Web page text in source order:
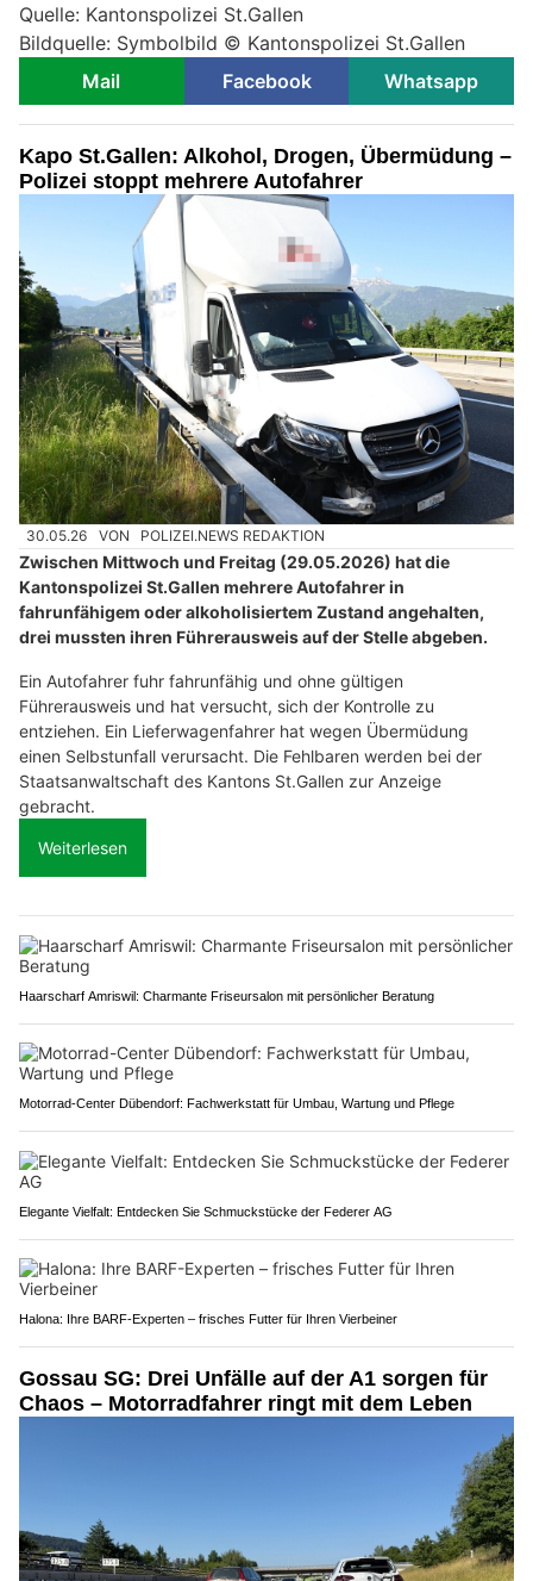
Quelle: Kantonspolizei St.Gallen
Bildquelle: Symbolbild © Kantonspolizei St.Gallen
Mail
Facebook Whatsapp
Kapo St.Gallen: Alkohol, Drogen, Übermüdung –
Polizei stoppt mehrere Autofahrer
30.05.26 VON POLIZEI.NEWS REDAKTION
Zwischen Mittwoch und Freitag (29.05.2026) hat die
Kantonspolizei St.Gallen mehrere Autofahrer in
fahrunfähigem oder alkoholisiertem Zustand angehalten,
drei mussten ihren Führerausweis auf der Stelle abgeben.
Ein Autofahrer fuhr fahrunfähig und ohne gültigen
Führerausweis und hat versucht, sich der Kontrolle zu
entziehen. Ein Lieferwagenfahrer hat wegen Übermüdung
einen Selbstunfall verursacht. Die Fehlbaren werden bei der
Staatsanwaltschaft des Kantons St.Gallen zur Anzeige
gebracht.
Weiterlesen
Haarscharf Amriswil: Charmante Friseursalon mit persönlicher Beratung
Motorrad-Center Dübendorf: Fachwerkstatt für Umbau, Wartung und Pflege
Elegante Vielfalt: Entdecken Sie Schmuckstücke der Federer AG
Halona: Ihre BARF-Experten – frisches Futter für Ihren Vierbeiner
Gossau SG: Drei Unfälle auf der A1 sorgen für
Chaos – Motorradfahrer ringt mit dem Leben